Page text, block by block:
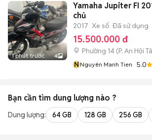
1 phút trước 4
Yamaha Jupiter FI
chủ
2017 Xe số Đã sử dụng
15.500.000 đ
Phường 14 (P. An Hội
NNguyên Manh Tien 5.0
Bạn cần tìm dung lượng nào ?
Dung lượng: 64 GB 128 GB 256 GB